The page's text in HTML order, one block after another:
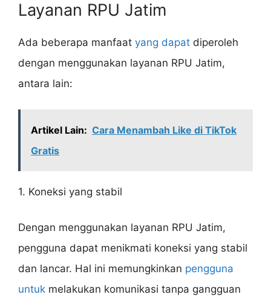
Layanan RPU Jatim
Ada beberapa manfaat yang dapat diperoleh
dengan menggunakan layanan RPU Jatim,
antara lain:
Artikel Lain: Cara Menambah Like di TikTok
Gratis
1. Koneksi yang stabil
Dengan menggunakan layanan RPU Jatim,
pengguna dapat menikmati koneksi yang stabil
dan lancar. Hal ini memungkinkan pengguna
untuk melakukan komunikasi tanpa gangguan